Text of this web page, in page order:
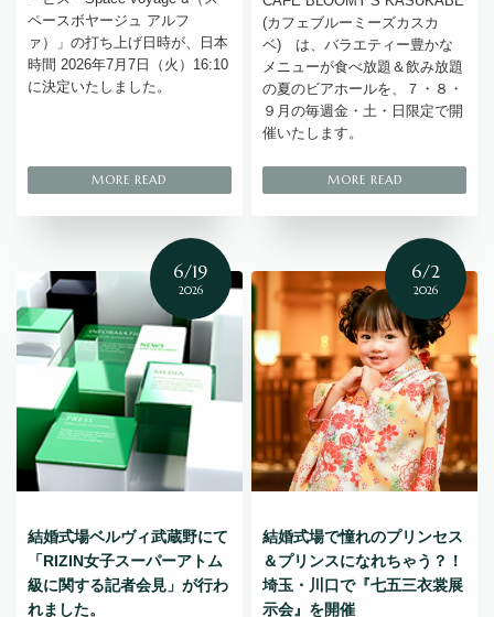
ペースボヤージュ アルフ
ァ）」の打ち上げ日時が、日本
時間 2026年7月7日（火）16:10
に決定いたしました。
(カフェブルーミーズカスカ
ベ) は、バラエティー豊かな
メニューが食べ放題＆飲み放題
の夏のビアホールを、７・８・
９月の毎週金・土・日限定で開
催いたします。
6/19
2026
結婚式場ベルヴィ武蔵野にて
「RIZIN女子スーパーアトム
級に関する記者会見」が行わ
れました。
6/2
2026
結婚式場で憧れのプリンセス
＆プリンスになれちゃう？！
埼玉・川口で『七五三衣裳展
示会』を開催